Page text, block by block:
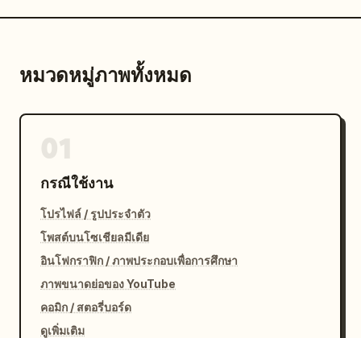
หมวดหมู่ภาพทั้งหมด
กรณีใช้งาน
โปรไฟล์ / รูปประจำตัว
โพสต์บนโซเชียลมีเดีย
อินโฟกราฟิก / ภาพประกอบเพื่อการศึกษา
ภาพขนาดย่อของ YouTube
คอมิก / สตอรี่บอร์ด
ดูเพิ่มเติม